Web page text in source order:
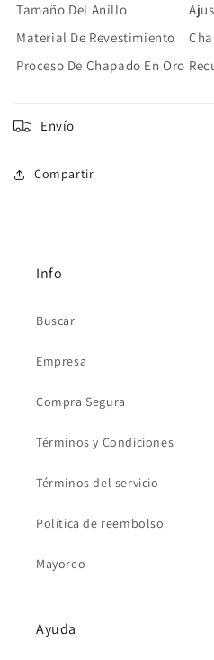
Tamaño Del Anillo
Material De Revestimiento
Proceso De Chapado En Oro
Envío
Compartir
Info
Buscar
Empresa
Compra Segura
Términos y Condiciones
Términos del servicio
Política de reembolso
Mayoreo
Ayuda